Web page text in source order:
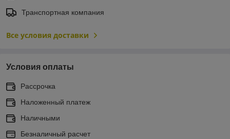
Транспортная компания
Все условия доставки
Условия оплаты
Рассрочка
Наложенный платеж
Наличными
Безналичный расчет